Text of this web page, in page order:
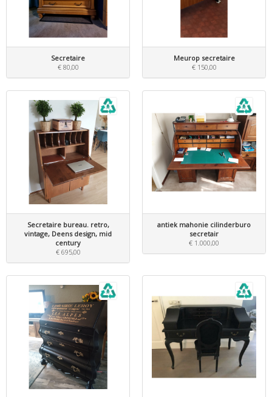
Secretaire
€ 80,00
Meurop secretaire
€ 150,00
Secretaire bureau. retro,
vintage, Deens design, mid
century
€ 695,00
antiek mahonie cilinderburo
secretair
€ 1.000,00